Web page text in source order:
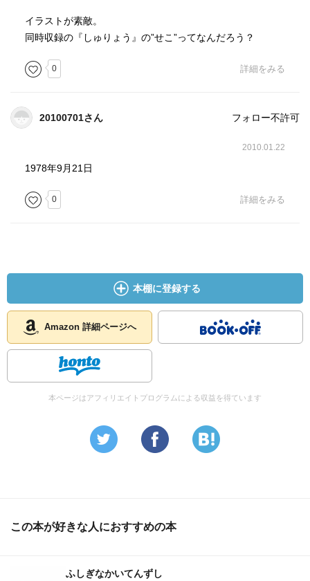
イラストが素敵。
同時収録の『しゅりょう』の”せこ”ってなんだろう？
0 詳細をみる
20100701さん フォロー不許可
2010.01.22
1978年9月21日
0 詳細をみる
本棚に登録する
Amazon 詳細ページへ
本ページはアフィリエイトプログラムによる収益を得ています
この本が好きな人におすすめの本
ふしぎなかいてんずし